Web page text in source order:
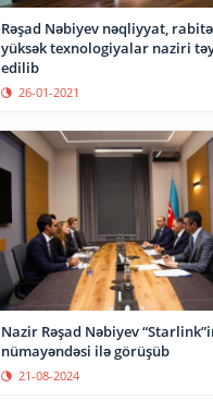
Rəşad Nəbiyev nəqliyyat,
yüksək texnologiyalar naziri
edilib
26-01-2021
Nazir Rəşad Nəbiyev
nümayəndəsi ilə görüşüb
21-08-2024